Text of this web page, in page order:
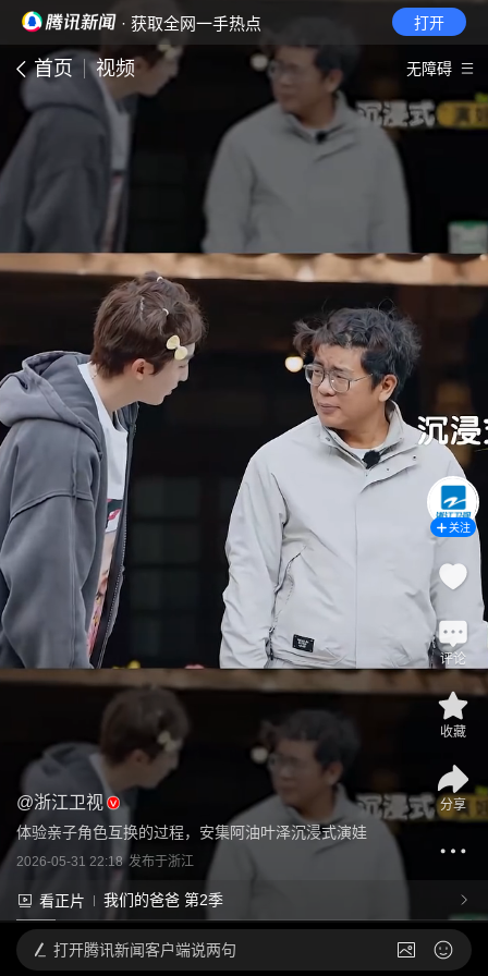
· 获取全网一手热点 打开
首页 视频 无障碍
@浙江卫视
体验亲子角色互换的过程，安集阿油叶泽沉浸式演娃
2026-05-31 22:18 发布于浙江
看正片 我们的爸爸 第2季
关注
评论
收藏
分享
打开腾讯新闻客户端说两句